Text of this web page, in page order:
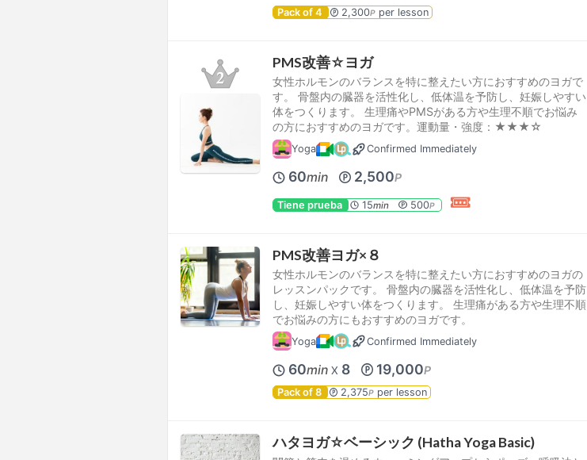
Pack of 4 2,300P per lesson
PMS改善☆ヨガ
女性ホルモンのバランスを特に整えたい方におすすめのヨガで
す。 骨盤内の臓器を活性化し、低体温を予防し、妊娠しやすい
体をつくります。 生理痛やPMSがある方や生理不順でお悩み
の方におすすめのヨガです。運動量・強度：★★★☆
Yoga Confirmed Immediately
60min 2,500P
Tiene prueba 15min 500P
PMS改善ヨガ×８
女性ホルモンのバランスを特に整えたい方におすすめのヨガの
レッスンパックです。 骨盤内の臓器を活性化し、低体温を予防
し、妊娠しやすい体をつくります。 生理痛がある方や生理不順
でお悩みの方にもおすすめのヨガです。
Yoga Confirmed Immediately
60min X 8 19,000P
Pack of 8 2,375P per lesson
ハタヨガ☆ベーシック (Hatha Yoga Basic)